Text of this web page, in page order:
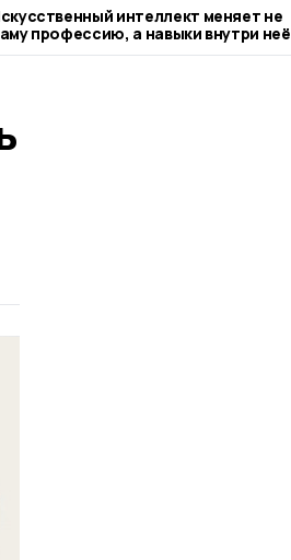
интеллект меняет не
профессию, а навыки внутри неё